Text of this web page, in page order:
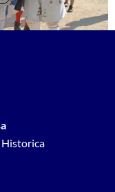
Historica